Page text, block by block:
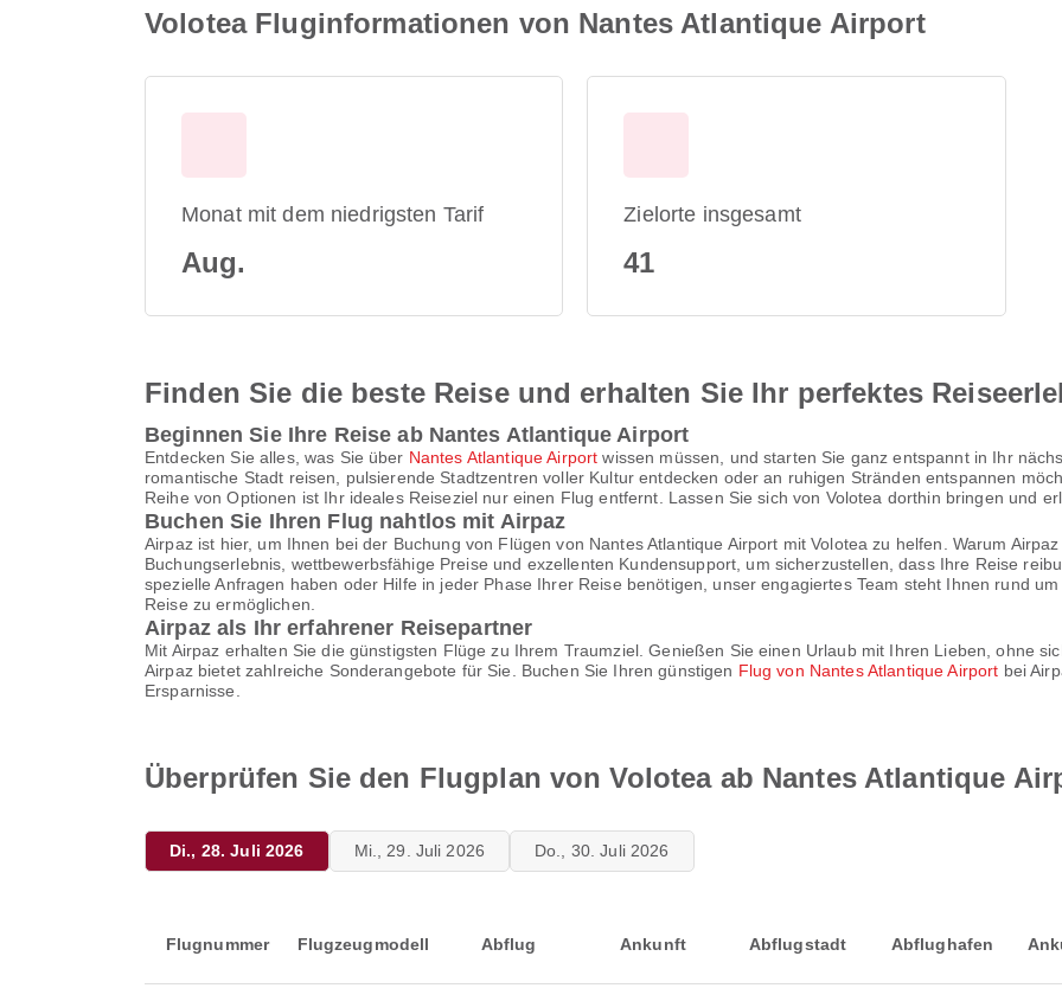
Volotea Fluginformationen von Nantes Atlantique Airport
Monat mit dem niedrigsten Tarif
Aug.
Zielorte insgesamt
41
Finden Sie die beste Reise und erhalten Sie Ihr perfektes
Beginnen Sie Ihre Reise ab Nantes Atlantique Airport
Entdecken Sie alles, was Sie über Nantes Atlantique Airport wissen müssen, und starten Sie ganz entspannt in Ihr
romantische Stadt reisen, pulsierende Stadtzentren voller Kultur entdecken oder an ruhigen Stränden entspannen
Reihe von Optionen ist Ihr ideales Reiseziel nur einen Flug entfernt. Lassen Sie sich von Volotea dorthin bringen und
Buchen Sie Ihren Flug nahtlos mit Airpaz
Airpaz ist hier, um Ihnen bei der Buchung von Flügen von Nantes Atlantique Airport mit Volotea zu helfen. Warum
Buchungserlebnis, wettbewerbsfähige Preise und exzellenten Kundensupport, um sicherzustellen, dass Ihre Reise
spezielle Anfragen haben oder Hilfe in jeder Phase Ihrer Reise benötigen, unser engagiertes Team steht Ihnen rund
Reise zu ermöglichen.
Airpaz als Ihr erfahrener Reisepartner
Mit Airpaz erhalten Sie die günstigsten Flüge zu Ihrem Traumziel. Genießen Sie einen Urlaub mit Ihren Lieben, ohne
Airpaz bietet zahlreiche Sonderangebote für Sie. Buchen Sie Ihren günstigen Flug von Nantes Atlantique Airport bei
Ersparnisse.
Überprüfen Sie den Flugplan von Volotea ab Nantes Atlantique
Di., 28. Juli 2026 Mi., 29. Juli 2026 Do., 30. Juli 2026
Flugnummer Flugzeugmodell Abflug Ankunft Abflugstadt Abflughafen